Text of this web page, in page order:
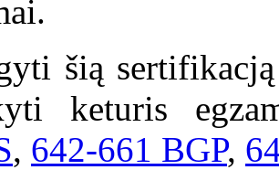
šią
keturis
, 642-661 BGP,